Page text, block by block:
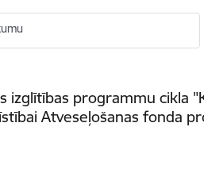
izglītības programmu cikla
Atveseļošanas fonda